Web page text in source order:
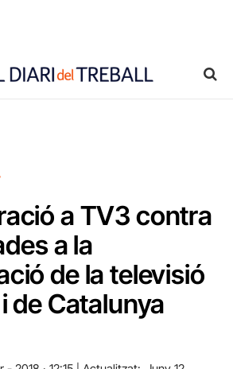
a TV3 contra
a la
de la televisió
de Catalunya